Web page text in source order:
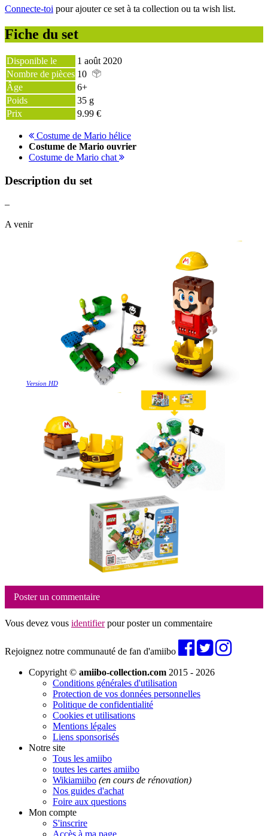
Connecte-toi pour ajouter ce set à ta collection ou ta wish list.
Fiche du set
Disponible le
1 août 2020
Nombre de pièces 10
Âge
6+
Poids
35 g
Prix
9.99 €
Costume de Mario hélice
Costume de Mario ouvrier
Costume de Mario chat
Description du set
–
A venir
Version HD
Poster un commentaire
Vous devez vous identifierpour poster un commentaire
Rejoignez notre communauté de fan d'amiibo
Copyright © amiibo-collection.com 2015 - 2026
Conditions générales d'utilisation
Protection de vos données personnelles
Politique de confidentialité
Cookies et utilisations
Mentions légales
Liens sponsorisés
Notre site
Tous les amiibo
toutes les cartes amiibo
Wikiamiibo (en cours de rénovation)
Nos guides d'achat
Foire aux questions
Mon compte
S'inscrire
Accès à ma page